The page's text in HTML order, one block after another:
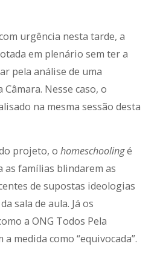
urgência nesta tarde, a
em plenário sem ter a
pela análise de uma
Nesse caso, o
na mesma sessão desta
projeto, o homeschoolingé
as famílias blindarem as
de supostas ideologias
sala de aula. Já os
a ONG Todos Pela
a medida como “equivocada”.